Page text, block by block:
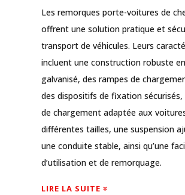
Les remorques porte-voitures de
offrent une solution pratique et
transport de véhicules. Leurs
incluent une construction robuste
galvanisé, des rampes de
des dispositifs de fixation sécurisés,
de chargement adaptée aux
différentes tailles, une suspension
une conduite stable, ainsi qu’une
d’utilisation et de remorquage.
LIRE LA SUITE